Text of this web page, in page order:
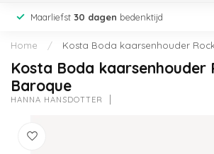
Maarliefst 30 dagen bedenktijd
Home / Kosta Boda kaarsenhouder
Kosta Boda kaarsenhouder
Baroque
HANNA HANSDOTTER